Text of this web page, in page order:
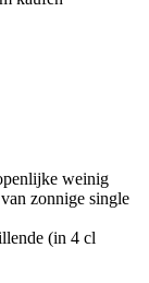
weinig
zonnige single
(in 4 cl